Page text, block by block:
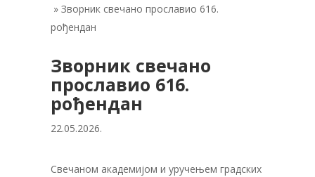
»Зворник свечано прославио 616.
рођендан
Зворник свечано
прославио 616.
рођендан
22.05.2026.
Свечаном академијом и уручењем градских